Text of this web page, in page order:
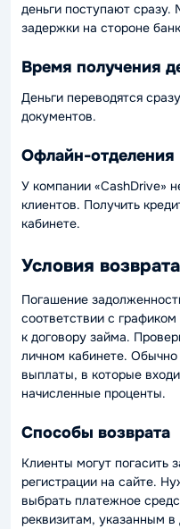
деньги поступают сразу.
задержки на стороне
Время получения
Деньги переводятся
документов.
Офлайн-отделения
У компании «CashDrive»
клиентов. Получить
кабинете.
Условия
Погашение
соответствии с
к договору займа.
личном кабинете.
выплаты, в которые
начисленные проценты.
Способы возврата
Клиенты могут погасить
регистрации на сайте.
выбрать платежное
реквизитам, указанным в